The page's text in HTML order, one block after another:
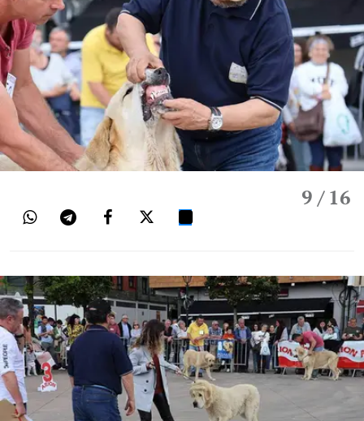
9 / 16